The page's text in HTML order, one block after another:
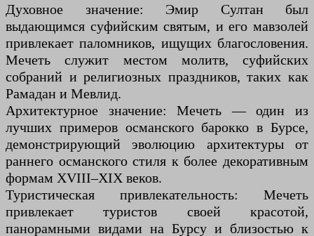
Духовное значение: Эмир Султан был
выдающимся суфийским святым, и его мавзолей
привлекает паломников, ищущих благословения.
Мечеть служит местом молитв, суфийских
собраний и религиозных праздников, таких как
Рамадан и Мевлид.
Архитектурное значение: Мечеть — один из
лучших примеров османского барокко в Бурсе,
демонстрирующий эволюцию архитектуры от
раннего османского стиля к более декоративным
формам XVIII–XIX веков.
Туристическая привлекательность: Мечеть
привлекает туристов своей красотой,
панорамными видами на Бурсу и близостью к